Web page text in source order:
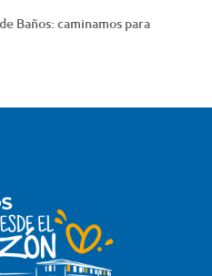
Baños: caminamos para